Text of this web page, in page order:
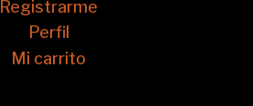
Registrarme
Perfil
Mi carrito